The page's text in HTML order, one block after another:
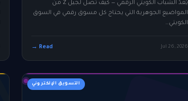
يُعدّ الشباب الكويتي الرقمي — كيف تصل لجيل Z من
المواضيع الجوهرية التي يحتاج كل مسوق رقمي في السوق
الكويتي…
Jul 26, 2026
Read →
التسويق الإلكتروني